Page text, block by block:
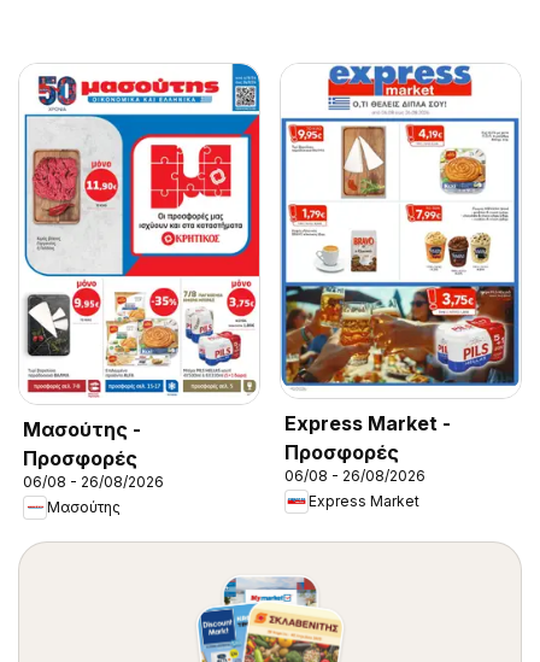
Μασούτης -
Προσφορές
06/08 - 26/08/2026
Μασούτης
Express Market -
Προσφορές
06/08 - 26/08/2026
Express Market